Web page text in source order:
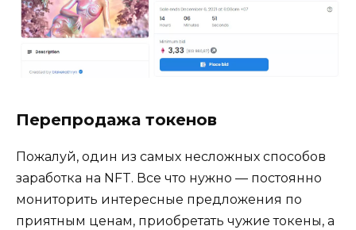
Перепродажа токенов
Пожалуй, один из самых несложных способов
заработка на NFT. Все что нужно — постоянно
мониторить интересные предложения по
приятным ценам, приобретать чужие токены, а